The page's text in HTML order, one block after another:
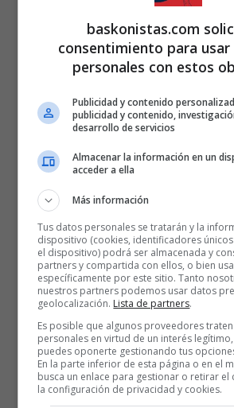
baskonistas.com
consentimiento para
personales con estos
Publicidad y contenido
publicidad y contenido,
desarrollo de servicios
Almacenar la información en un
acceder a ella
Más información
Tus datos personales se tratarán y la
dispositivo (cookies, identificadores
el dispositivo) podrá ser almacenada y
partners y compartida con ellos, o bien
específicamente por este sitio. Tanto
nuestros partners podemos usar datos
geolocalización. Lista de partners.
Es posible que algunos proveedores
personales en virtud de un interés
puedes oponerte gestionando tus
En la parte inferior de esta página o en el
busca un enlace para gestionar o retirar el
la configuración de privacidad y cookies.